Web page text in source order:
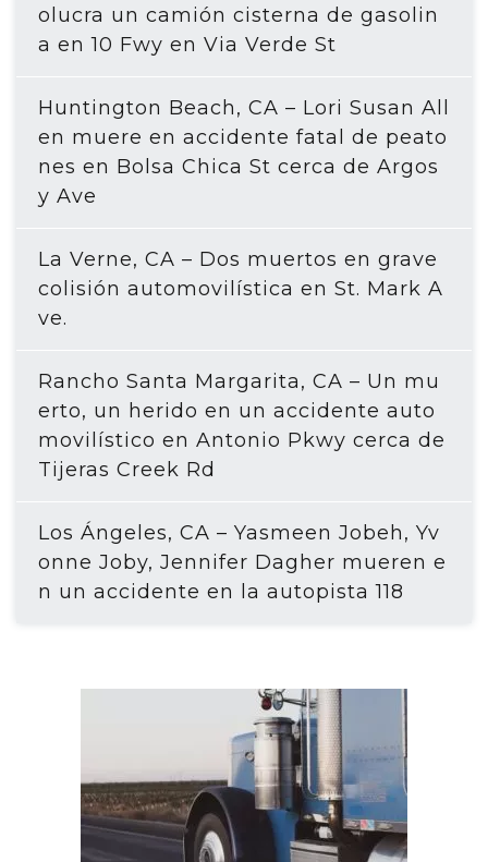
olucra un camión cisterna de gasolin
a en 10 Fwy en Via Verde St
Huntington Beach, CA – Lori Susan All
en muere en accidente fatal de peato
nes en Bolsa Chica St cerca de Argos
y Ave
La Verne, CA – Dos muertos en grave
colisión automovilística en St. Mark A
ve.
Rancho Santa Margarita, CA – Un mu
erto, un herido en un accidente auto
movilístico en Antonio Pkwy cerca de
Tijeras Creek Rd
Los Ángeles, CA – Yasmeen Jobeh, Yv
onne Joby, Jennifer Dagher mueren e
n un accidente en la autopista 118